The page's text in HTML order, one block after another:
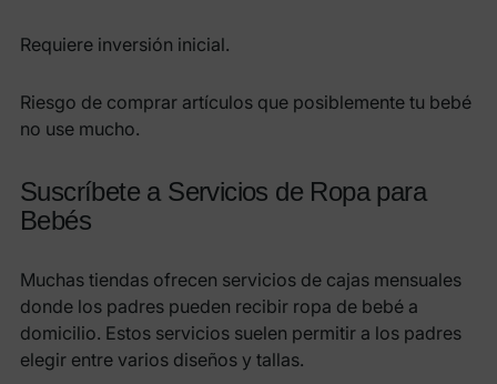
Requiere inversión inicial.
Riesgo de comprar artículos que posiblemente tu bebé
no use mucho.
Suscríbete a Servicios de Ropa para
Bebés
Muchas tiendas ofrecen servicios de cajas mensuales
donde los padres pueden recibir ropa de bebé a
domicilio. Estos servicios suelen permitir a los padres
elegir entre varios diseños y tallas.